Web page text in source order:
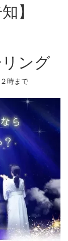
】
ング
時まで